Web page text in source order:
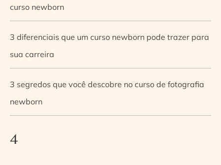
curso newborn
3 diferenciais que um curso newborn pode trazer para
sua carreira
3 segredos que você descobre no curso de fotografia
newborn
4